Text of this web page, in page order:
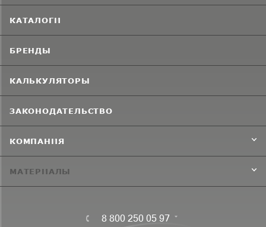
КАТАЛОГИ
БРЕНДЫ
КАЛЬКУЛЯТОРЫ
ЗАКОНОДАТЕЛЬСТВО
КОМПАНИЯ
МАТЕРИАЛЫ
8 800 250 05 97